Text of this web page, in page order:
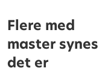
Flere med
master synes
det er